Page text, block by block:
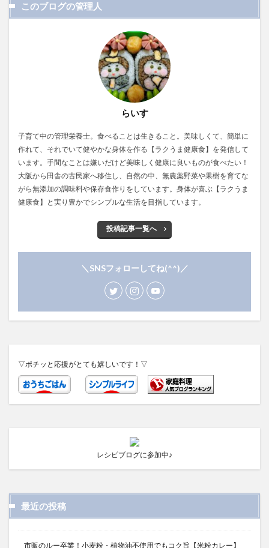
このブログの管理人
らいす
子育て中の管理栄養士。食べることは生きること。美味しくて、簡単に
作れて、それでいて健やかな身体を作る【ラクうま健康食】を発信して
います。手間なことは嫌いだけど美味しく健康に良いものが食べたい！
大阪から田舎の古民家へ移住し、自然の中、無農薬野菜や果樹を育てな
がら無添加の調味料や保存食作りをしています。身体が喜ぶ【ラクうま
健康食】と実り豊かでシンプルな生活を目指しています。
投稿記事一覧へ
＼SNSフォローしてね(^^)／
▽ポチッと応援がとても嬉しいです！▽
レシピブログに参加中♪
最近の投稿
市販のルー卒業！小麦粉・植物油不使用でもコク旨【米粉カレー】